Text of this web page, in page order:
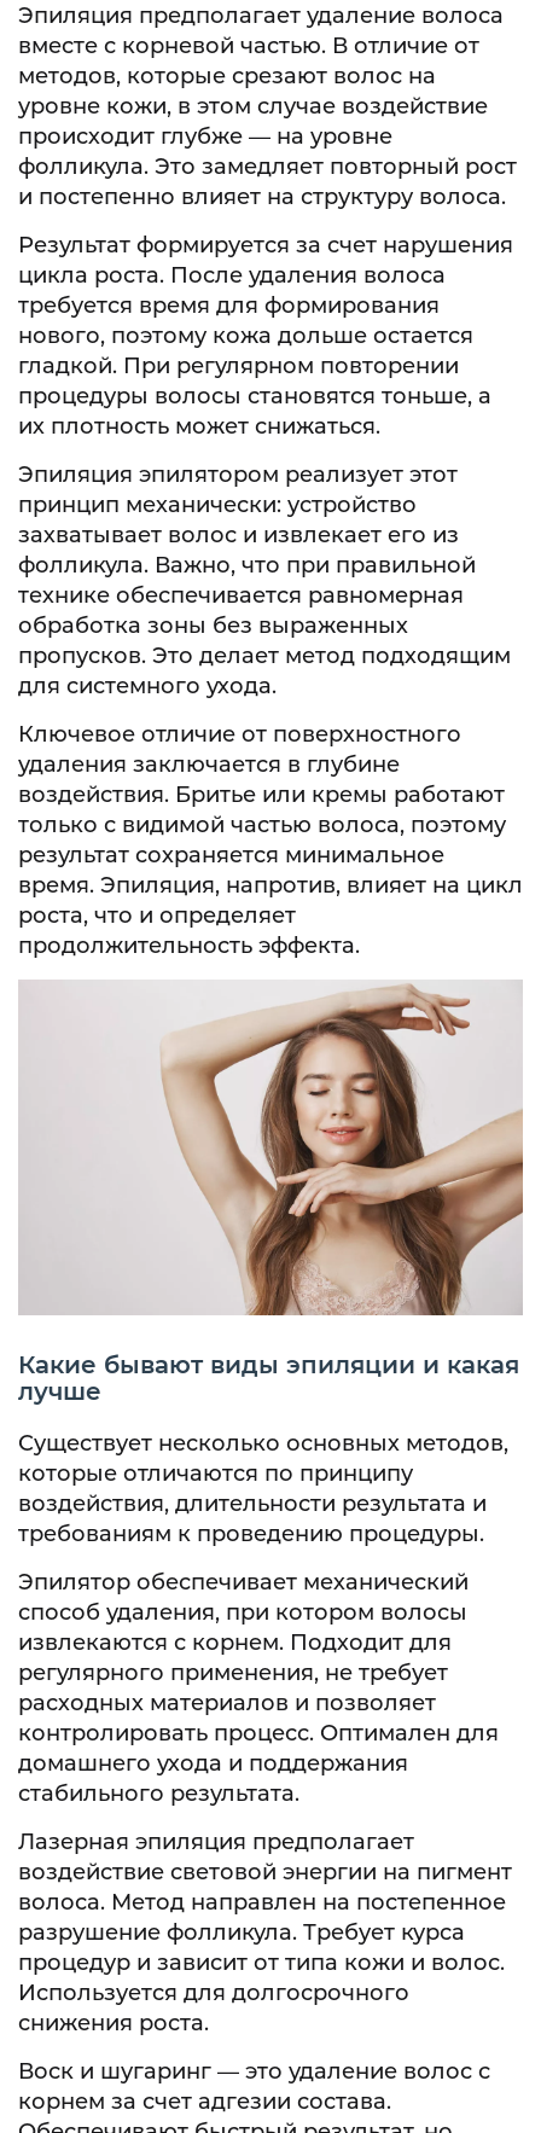
Эпиляция предполагает удаление волоса
вместе с корневой частью. В отличие от
методов, которые срезают волос на
уровне кожи, в этом случае воздействие
происходит глубже — на уровне
фолликула. Это замедляет повторный рост
и постепенно влияет на структуру волоса.
Результат формируется за счет нарушения
цикла роста. После удаления волоса
требуется время для формирования
нового, поэтому кожа дольше остается
гладкой. При регулярном повторении
процедуры волосы становятся тоньше, а
их плотность может снижаться.
Эпиляция эпилятором реализует этот
принцип механически: устройство
захватывает волос и извлекает его из
фолликула. Важно, что при правильной
технике обеспечивается равномерная
обработка зоны без выраженных
пропусков. Это делает метод подходящим
для системного ухода.
Ключевое отличие от поверхностного
удаления заключается в глубине
воздействия. Бритье или кремы работают
только с видимой частью волоса, поэтому
результат сохраняется минимальное
время. Эпиляция, напротив, влияет на цикл
роста, что и определяет
продолжительность эффекта.
Какие бывают виды эпиляции и какая
лучше
Существует несколько основных методов,
которые отличаются по принципу
воздействия, длительности результата и
требованиям к проведению процедуры.
Эпилятор обеспечивает механический
способ удаления, при котором волосы
извлекаются с корнем. Подходит для
регулярного применения, не требует
расходных материалов и позволяет
контролировать процесс. Оптимален для
домашнего ухода и поддержания
стабильного результата.
Лазерная эпиляция предполагает
воздействие световой энергии на пигмент
волоса. Метод направлен на постепенное
разрушение фолликула. Требует курса
процедур и зависит от типа кожи и волос.
Используется для долгосрочного
снижения роста.
Воск и шугаринг — это удаление волос с
корнем за счет адгезии состава.